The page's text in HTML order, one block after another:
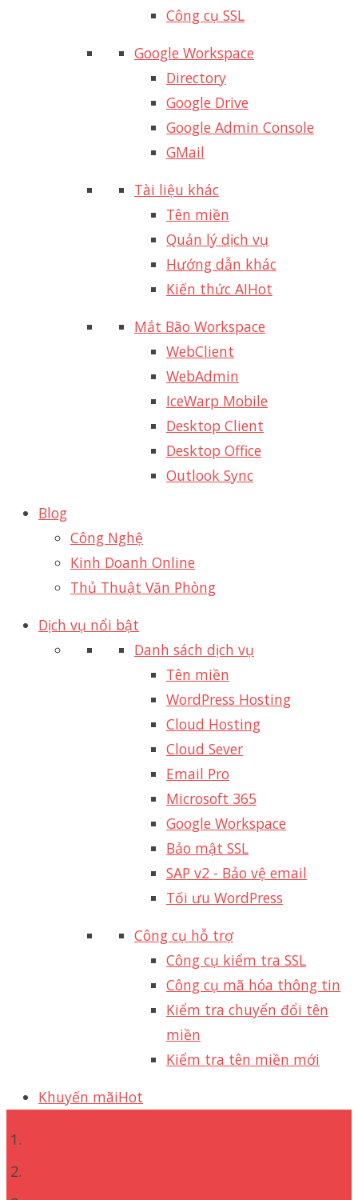
Công cụ SSL
Google Workspace
Directory
Google Drive
Google Admin Console
GMail
Tài liệu khác
Tên miền
Quản lý dịch vụ
Hướng dẫn khác
Kiến thức AIHot
Mắt Bão Workspace
WebClient
WebAdmin
IceWarp Mobile
Desktop Client
Desktop Office
Outlook Sync
Blog
Công Nghệ
Kinh Doanh Online
Thủ Thuật Văn Phòng
Dịch vụ nổi bật
Danh sách dịch vụ
Tên miền
WordPress Hosting
Cloud Hosting
Cloud Sever
Email Pro
Microsoft 365
Google Workspace
Bảo mật SSL
SAP v2 - Bảo vệ email​
Tối ưu WordPress
Công cụ hỗ trợ
Công cụ kiểm tra SSL
Công cụ mã hóa thông tin
Kiểm tra chuyển đổi tên
miền
Kiểm tra tên miền mới
Khuyến mãiHot